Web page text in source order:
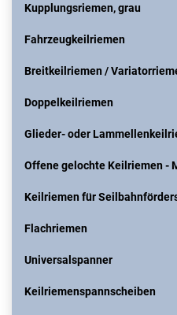
Kupplungsriemen, grau
Fahrzeugkeilriemen
Breitkeilriemen /
Doppelkeilriemen
Glieder- oder
Offene gelochte Keilriemen -
Keilriemen für
Flachriemen
Universalspanner
Keilriemenspannscheiben